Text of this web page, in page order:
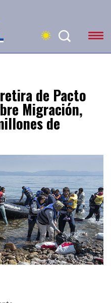
de Pacto
Migración,
de